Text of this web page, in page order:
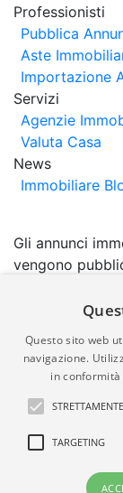
Professionisti
Pubblica
Aste
Importazione
Servizi
Agenzie
Valuta Casa
News
Immobiliare
Gli annunci
vengono
comporta
garanzia da
quindi non è
correttezza,
materia di
suddetti annunci.
© Copyright
Questo sito web
navigazione.
in conformità
TARGETING